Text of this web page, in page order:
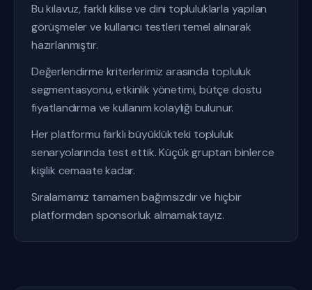
Bu kılavuz, farklı kilise ve dini topluluklarla yapılan
görüşmeler ve kullanıcı testleri temel alınarak
hazırlanmıştır.
Değerlendirme kriterlerimiz arasında topluluk
segmentasyonu, etkinlik yönetimi, bütçe dostu
fiyatlandırma ve kullanım kolaylığı bulunur.
Her platformu farklı büyüklükteki topluluk
senaryolarında test ettik. Küçük gruptan binlerce
kişilik cemaate kadar.
Sıralamamız tamamen bağımsızdır ve hiçbir
platformdan sponsorluk almamaktayız.